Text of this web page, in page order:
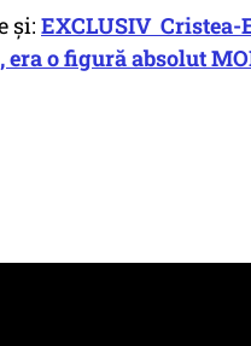
și: EXCLUSIV Cristea-
era o figură absolut